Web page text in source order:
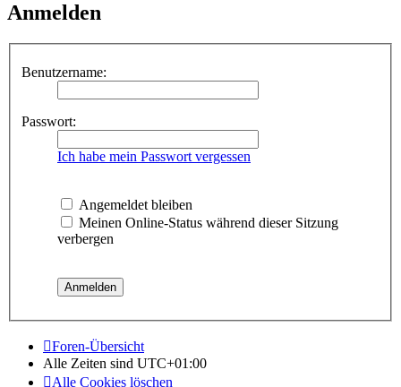
Anmelden
Benutzername:
Passwort:
Ich habe mein Passwort vergessen
Angemeldet bleiben
Meinen Online-Status während dieser Sitzung
verbergen
Foren-Übersicht
Alle Zeiten sind UTC+01:00
Alle Cookies löschen